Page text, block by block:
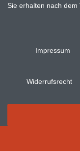
Sie erhalten nach
Impressum
Widerrufs­recht